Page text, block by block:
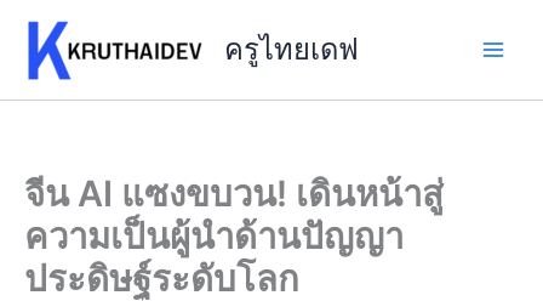
content
ครูไทยเดฟ
จีน AI แซงขบวน! เดินหน้าสู่
ความเป็นผู้นำด้านปัญญา
ประดิษฐ์ระดับโลก